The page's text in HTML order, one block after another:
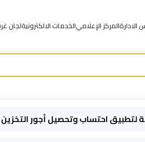
المركز الإعلاميالخدمات الالكترونيةلجان
لتطبيق احتساب وتحصيل أجور